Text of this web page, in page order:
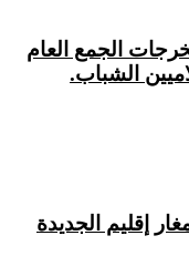
الجمع العام
الشباب.
إقليم الجديدة